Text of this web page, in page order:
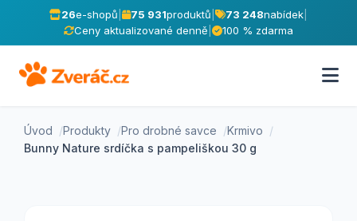
26e-shopů 75 931produktů 73 248nabídek
Ceny aktualizované denně
100 % zdarma
Úvod Produkty Pro drobné savce
Krmivo
Bunny Nature srdíčka s pampeliškou 30 g